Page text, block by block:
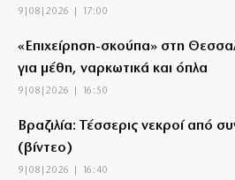
9|08|2026 | 17:00
«Επιχείρηση-σκούπα» στη
για μέθη, ναρκωτικά και όπλα
9|08|2026 | 16:50
Βραζιλία: Τέσσερις νεκροί από
(βίντεο)
9|08|2026 | 16:40